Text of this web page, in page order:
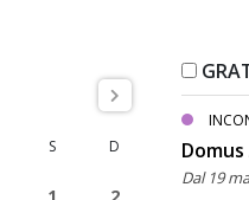
S D
1 2
Dal 19